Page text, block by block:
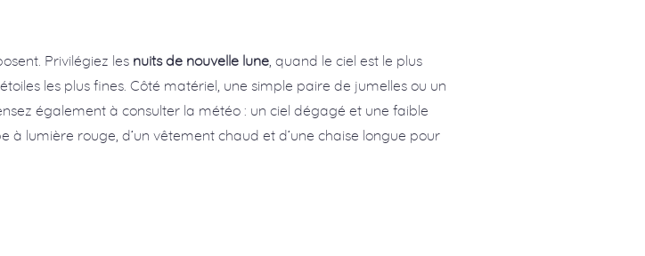
Privilégiez les nuits de nouvelle lune , quand le ciel est le plus
les plus fines. Côté matériel, une simple paire de jumelles ou un
également à consulter la météo : un ciel dégagé et une faible
à lumière rouge, d’un vêtement chaud et d’une chaise longue pour